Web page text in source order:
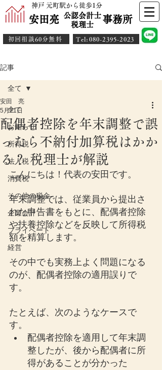
神戸 元町駅から徒歩1分
安田亮 事務所
公認会計士
​税理士
初回相談60分無料 ​Tel:080-2395-2023
記事
全て
お知らせ
所得税
法人税
消費税
その他の税金
企業会計
プライベート
経営
全て
配偶者控除を年末調整で誤
ったら不納付加算税はかか
る？ 税理士が解説
安田 亮
5月21日
こんにちは！代表の安田です。
年末調整では、従業員から提出さ
れた申告書をもとに、配偶者控除
や扶養控除などを反映して所得税
額を精算します。
その中でも実務上よく問題になる
のが、配偶者控除の適用誤りで
す。
たとえば、次のようなケースで
す。
配偶者控除を適用して年末調
整したが、後から配偶者に所
得があることが分かった